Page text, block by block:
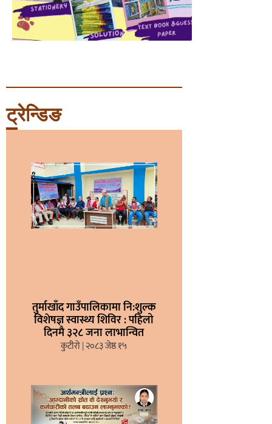
ट्रेन्डिङ
तुर्माखाँद गाउँपालिकामा नि:शुल्क
विशेषज्ञ स्वास्थ्य शिविर : पहिलो
दिनमै ३२८ जना लाभान्वित
कुटीरो २०८३ जेष्ठ १५